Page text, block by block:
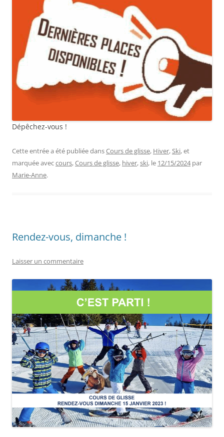
Dépêchez-vous !
Cette entrée a été publiée dansCours de glisse, Hiver,Ski, et
marquée aveccours,Cours de glisse, hiver,ski, le 12/15/2024 par
Marie-Anne.
Rendez-vous, dimanche !
Laisser un commentaire